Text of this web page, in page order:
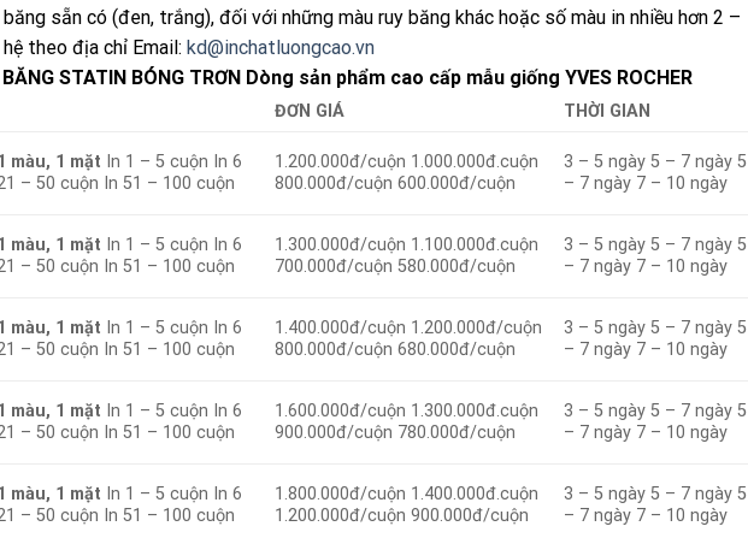
sẵn có (đen, trắng), đối với những màu ruy băng khác hoặc số màu in nhiều hơn 2 –
theo địa chỉ Email: kd@inchatluongcao.vn
BĂNG STATIN BÓNG TRƠN Dòng sản phẩm cao cấp mẫu giống YVES ROCHER
ĐƠN GIÁ
THỜI GIAN
màu, 1 mặt In 1 – 5 cuộn In 6
– 50 cuộn In 51 – 100 cuộn
1.200.000đ/cuộn 1.000.000đ.cuộn
800.000đ/cuộn 600.000đ/cuộn
3 – 5 ngày 5 – 7 ngày 5
– 7 ngày 7 – 10 ngày
màu, 1 mặt In 1 – 5 cuộn In 6
– 50 cuộn In 51 – 100 cuộn
1.300.000đ/cuộn 1.100.000đ.cuộn
700.000đ/cuộn 580.000đ/cuộn
3 – 5 ngày 5 – 7 ngày 5
– 7 ngày 7 – 10 ngày
màu, 1 mặt In 1 – 5 cuộn In 6
– 50 cuộn In 51 – 100 cuộn
1.400.000đ/cuộn 1.200.000đ/cuộn
800.000đ/cuộn 680.000đ/cuộn
3 – 5 ngày 5 – 7 ngày 5
– 7 ngày 7 – 10 ngày
màu, 1 mặt In 1 – 5 cuộn In 6
– 50 cuộn In 51 – 100 cuộn
1.600.000đ/cuộn 1.300.000đ.cuộn
900.000đ/cuộn 780.000đ/cuộn
3 – 5 ngày 5 – 7 ngày 5
– 7 ngày 7 – 10 ngày
màu, 1 mặt In 1 – 5 cuộn In 6
– 50 cuộn In 51 – 100 cuộn
1.800.000đ/cuộn 1.400.000đ.cuộn
1.200.000đ/cuộn 900.000đ/cuộn
3 – 5 ngày 5 – 7 ngày 5
– 7 ngày 7 – 10 ngày